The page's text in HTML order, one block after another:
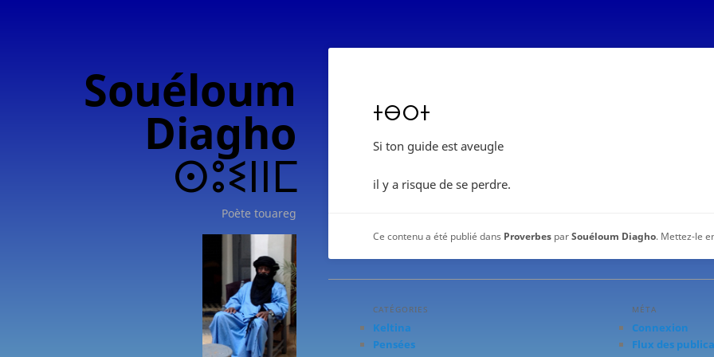
Souéloum
Diagho
ⵙⵓⵉⵏⵏⵎ
Poète touareg
ⵜⴱⵔⵜ
Si ton guide est aveugle
il y a risque de se perdre.
Ce contenu a été publié dans Proverbes parSouéloum Diagho. Mettez-le
CATÉGORIES
Keltina
Pensées
MÉTA
Connexion
Flux des